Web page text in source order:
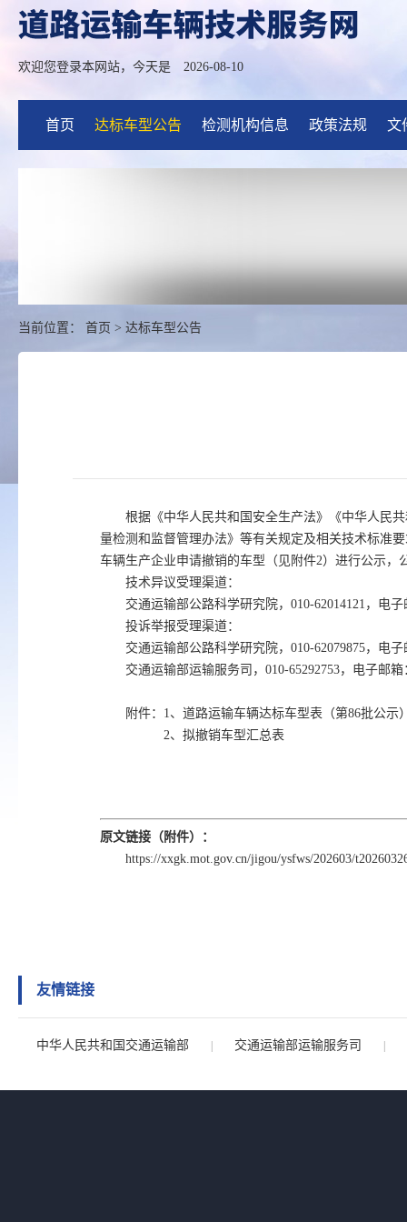
欢迎您登录本网站，今天是 2026-08-10
首页 达标车型公告 检测机构信息 政策法规 文
当前位置： 首页 > 达标车型公告
根据《中华人民共和国安全生产法》《中华人民
量检测和监督管理办法》等有关规定及相关技术标准
车辆生产企业申请撤销的车型（见附件2）进行公示
技术异议受理渠道：
交通运输部公路科学研究院，010-62014121，电
投诉举报受理渠道：
交通运输部公路科学研究院，010-62079875，电
交通运输部运输服务司，010-65292753，电子邮
附件：1、道路运输车辆达标车型表（第86批公示
2、拟撤销车型汇总表
原文链接（附件）：
https://xxgk.mot.gov.cn/jigou/ysfws/202603/
友情链接
中华人民共和国交通运输部 交通运输部运输服务司